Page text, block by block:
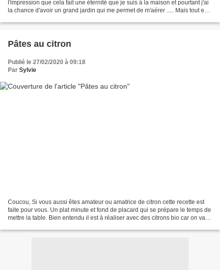
l'impression que cela fait une éternité que je suis à la maison et pourtant j'ai
la chance d'avoir un grand jardin qui me permet de m'aérer ..... Mais tout est
Pâtes au citron
Publié le 27/02/2020 à 09:18
Par Sylvie
Coucou, Si vous aussi êtes amateur ou amatrice de citron cette recette est
faite pour vous. Un plat minute et fond de placard qui se prépare le temps de
mettre la table. Bien entendu il est à réaliser avec des citrons bio car on va